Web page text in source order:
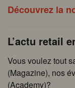
Découvrez la
L’actu retail
Vous voulez tout
(Magazine), nos
(Academy)?